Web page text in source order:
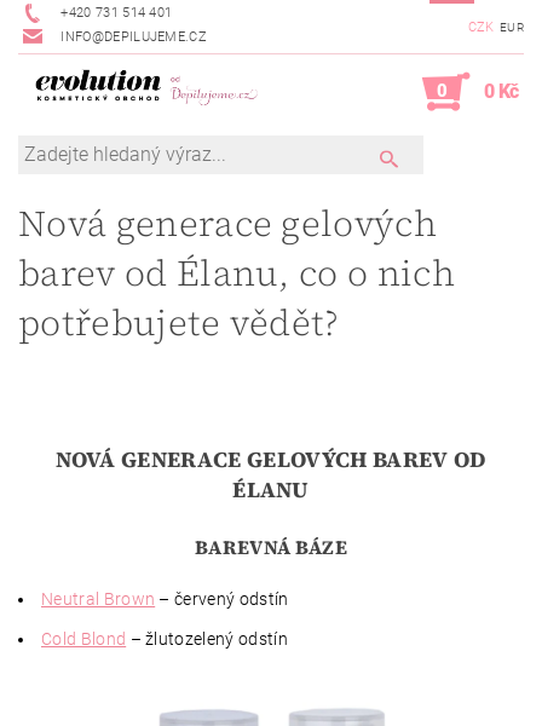
+420 731 514 401
INFO@DEPILUJEME.CZ
CZK EUR
0 0 Kč
Nová generace gelových
barev od Élanu, co o nich
potřebujete vědět?
NOVÁ GENERACE GELOVÝCH BAREV OD
ÉLANU
BAREVNÁ BÁZE
Neutral Brown – červený odstín
Cold Blond – žlutozelený odstín